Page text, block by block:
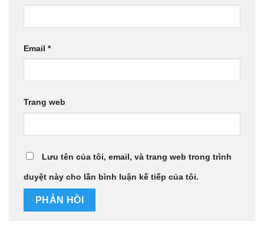
Email *
Trang web
Lưu tên của tôi, email, và trang web trong trình
duyệt này cho lần bình luận kế tiếp của tôi.